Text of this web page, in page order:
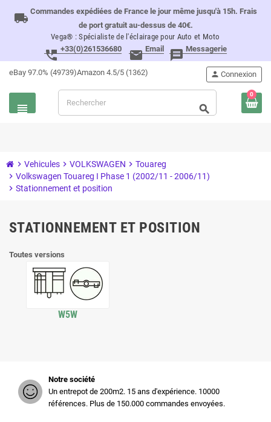
local_shipping Commandes expédiées de France le jour même jusqu'à 15h. Frais
de port gratuit au-dessus de 40€.
Vega® : Spécialiste de l'éclairage pour Auto et Moto
perm_phone_msg +33(0)261536680 email Email message Messagerie
eBay 97.0% (49739)Amazon 4.5/5 (1362)
view_headline
person Connexion
search
0
chevron_right Vehicules chevron_right VOLKSWAGEN chevron_right Touareg
chevron_right Volkswagen Touareg I Phase 1 (2002/11 - 2006/11)
chevron_right Stationnement et position
STATIONNEMENT ET POSITION
Toutes versions
W5W
Notre société
Un entrepot de 200m2. 15 ans d'expérience. 10000
références. Plus de 150.000 commandes envoyées.